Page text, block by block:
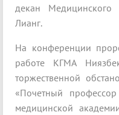
декан Медицинского
Лианг.
На конференции
работе КГМА
торжественной
«Почетный
медицинской